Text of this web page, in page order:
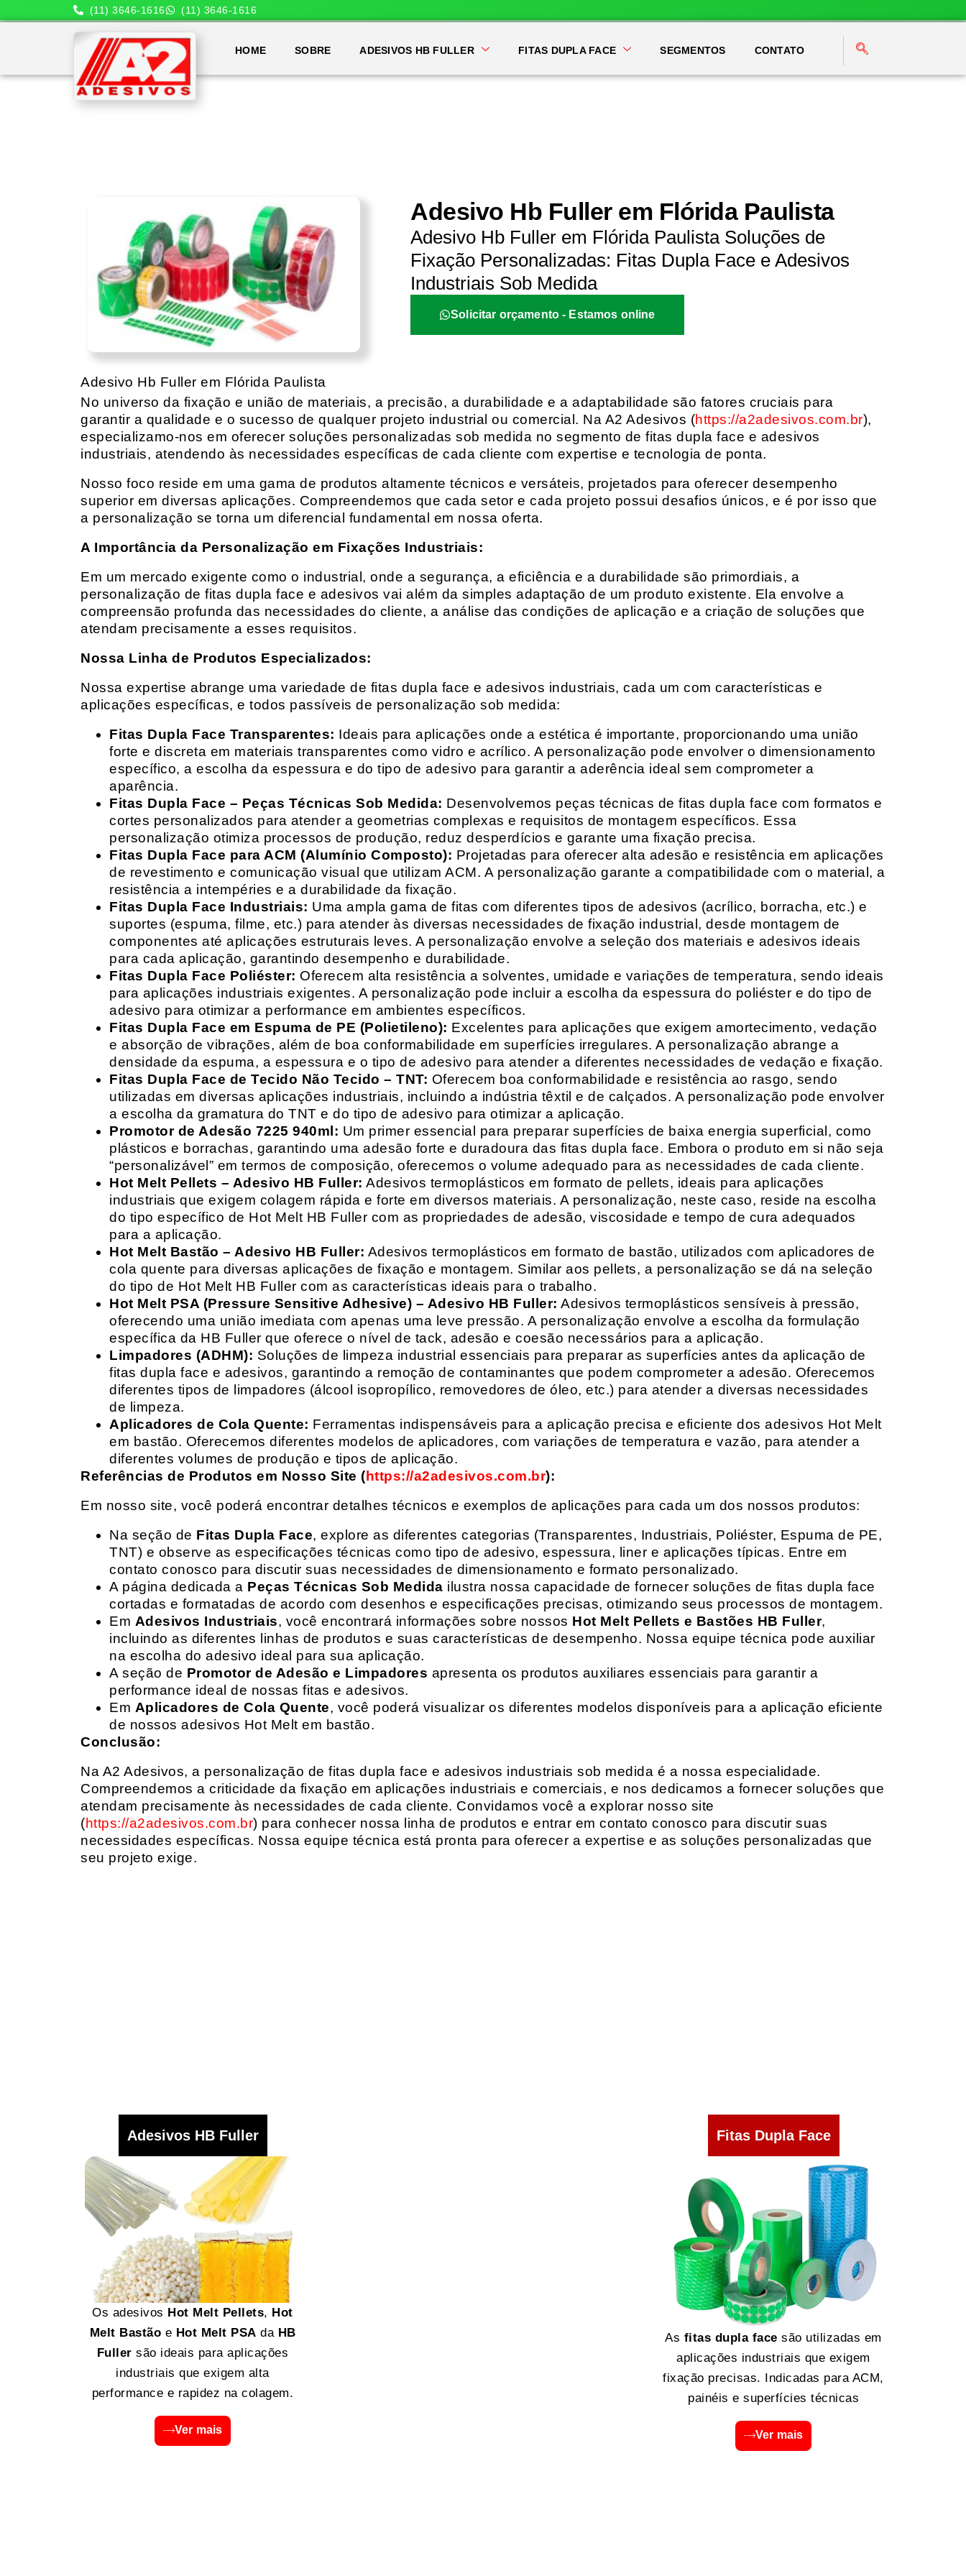
(11) 3646-1616 (11) 3646-1616
HOME SOBRE ADESIVOS HB FULLER FITAS DUPLA FACE SEGMENTOS CONTATO
Adesivo Hb Fuller em Flórida Paulista
Adesivo Hb Fuller em Flórida Paulista Soluções de
Fixação Personalizadas: Fitas Dupla Face e Adesivos
Industriais Sob Medida
Solicitar orçamento - Estamos online
Adesivo Hb Fuller em Flórida Paulista
No universo da fixação e união de materiais, a precisão, a durabilidade e a adaptabilidade são fatores cruciais para
garantir a qualidade e o sucesso de qualquer projeto industrial ou comercial. Na A2 Adesivos (https://a2adesivos.com.br),
especializamo-nos em oferecer soluções personalizadas sob medida no segmento de fitas dupla face e adesivos
industriais, atendendo às necessidades específicas de cada cliente com expertise e tecnologia de ponta.
Nosso foco reside em uma gama de produtos altamente técnicos e versáteis, projetados para oferecer desempenho
superior em diversas aplicações. Compreendemos que cada setor e cada projeto possui desafios únicos, e é por isso que
a personalização se torna um diferencial fundamental em nossa oferta.
A Importância da Personalização em Fixações Industriais:
Em um mercado exigente como o industrial, onde a segurança, a eficiência e a durabilidade são primordiais, a
personalização de fitas dupla face e adesivos vai além da simples adaptação de um produto existente. Ela envolve a
compreensão profunda das necessidades do cliente, a análise das condições de aplicação e a criação de soluções que
atendam precisamente a esses requisitos.
Nossa Linha de Produtos Especializados:
Nossa expertise abrange uma variedade de fitas dupla face e adesivos industriais, cada um com características e
aplicações específicas, e todos passíveis de personalização sob medida:
Fitas Dupla Face Transparentes: Ideais para aplicações onde a estética é importante, proporcionando uma união
forte e discreta em materiais transparentes como vidro e acrílico. A personalização pode envolver o dimensionamento
específico, a escolha da espessura e do tipo de adesivo para garantir a aderência ideal sem comprometer a
aparência.
Fitas Dupla Face – Peças Técnicas Sob Medida: Desenvolvemos peças técnicas de fitas dupla face com formatos e
cortes personalizados para atender a geometrias complexas e requisitos de montagem específicos. Essa
personalização otimiza processos de produção, reduz desperdícios e garante uma fixação precisa.
Fitas Dupla Face para ACM (Alumínio Composto): Projetadas para oferecer alta adesão e resistência em aplicações
de revestimento e comunicação visual que utilizam ACM. A personalização garante a compatibilidade com o material, a
resistência a intempéries e a durabilidade da fixação.
Fitas Dupla Face Industriais: Uma ampla gama de fitas com diferentes tipos de adesivos (acrílico, borracha, etc.) e
suportes (espuma, filme, etc.) para atender às diversas necessidades de fixação industrial, desde montagem de
componentes até aplicações estruturais leves. A personalização envolve a seleção dos materiais e adesivos ideais
para cada aplicação, garantindo desempenho e durabilidade.
Fitas Dupla Face Poliéster: Oferecem alta resistência a solventes, umidade e variações de temperatura, sendo ideais
para aplicações industriais exigentes. A personalização pode incluir a escolha da espessura do poliéster e do tipo de
adesivo para otimizar a performance em ambientes específicos.
Fitas Dupla Face em Espuma de PE (Polietileno): Excelentes para aplicações que exigem amortecimento, vedação
e absorção de vibrações, além de boa conformabilidade em superfícies irregulares. A personalização abrange a
densidade da espuma, a espessura e o tipo de adesivo para atender a diferentes necessidades de vedação e fixação.
Fitas Dupla Face de Tecido Não Tecido – TNT: Oferecem boa conformabilidade e resistência ao rasgo, sendo
utilizadas em diversas aplicações industriais, incluindo a indústria têxtil e de calçados. A personalização pode envolver
a escolha da gramatura do TNT e do tipo de adesivo para otimizar a aplicação.
Promotor de Adesão 7225 940ml: Um primer essencial para preparar superfícies de baixa energia superficial, como
plásticos e borrachas, garantindo uma adesão forte e duradoura das fitas dupla face. Embora o produto em si não seja
“personalizável” em termos de composição, oferecemos o volume adequado para as necessidades de cada cliente.
Hot Melt Pellets – Adesivo HB Fuller: Adesivos termoplásticos em formato de pellets, ideais para aplicações
industriais que exigem colagem rápida e forte em diversos materiais. A personalização, neste caso, reside na escolha
do tipo específico de Hot Melt HB Fuller com as propriedades de adesão, viscosidade e tempo de cura adequados
para a aplicação.
Hot Melt Bastão – Adesivo HB Fuller: Adesivos termoplásticos em formato de bastão, utilizados com aplicadores de
cola quente para diversas aplicações de fixação e montagem. Similar aos pellets, a personalização se dá na seleção
do tipo de Hot Melt HB Fuller com as características ideais para o trabalho.
Hot Melt PSA (Pressure Sensitive Adhesive) – Adesivo HB Fuller: Adesivos termoplásticos sensíveis à pressão,
oferecendo uma união imediata com apenas uma leve pressão. A personalização envolve a escolha da formulação
específica da HB Fuller que oferece o nível de tack, adesão e coesão necessários para a aplicação.
Limpadores (ADHM): Soluções de limpeza industrial essenciais para preparar as superfícies antes da aplicação de
fitas dupla face e adesivos, garantindo a remoção de contaminantes que podem comprometer a adesão. Oferecemos
diferentes tipos de limpadores (álcool isopropílico, removedores de óleo, etc.) para atender a diversas necessidades
de limpeza.
Aplicadores de Cola Quente: Ferramentas indispensáveis para a aplicação precisa e eficiente dos adesivos Hot Melt
em bastão. Oferecemos diferentes modelos de aplicadores, com variações de temperatura e vazão, para atender a
diferentes volumes de produção e tipos de aplicação.
Referências de Produtos em Nosso Site (https://a2adesivos.com.br):
Em nosso site, você poderá encontrar detalhes técnicos e exemplos de aplicações para cada um dos nossos produtos:
Na seção de Fitas Dupla Face, explore as diferentes categorias (Transparentes, Industriais, Poliéster, Espuma de PE,
TNT) e observe as especificações técnicas como tipo de adesivo, espessura, liner e aplicações típicas. Entre em
contato conosco para discutir suas necessidades de dimensionamento e formato personalizado.
A página dedicada a Peças Técnicas Sob Medida ilustra nossa capacidade de fornecer soluções de fitas dupla face
cortadas e formatadas de acordo com desenhos e especificações precisas, otimizando seus processos de montagem.
Em Adesivos Industriais, você encontrará informações sobre nossos Hot Melt Pellets e Bastões HB Fuller,
incluindo as diferentes linhas de produtos e suas características de desempenho. Nossa equipe técnica pode auxiliar
na escolha do adesivo ideal para sua aplicação.
A seção de Promotor de Adesão e Limpadores apresenta os produtos auxiliares essenciais para garantir a
performance ideal de nossas fitas e adesivos.
Em Aplicadores de Cola Quente, você poderá visualizar os diferentes modelos disponíveis para a aplicação eficiente
de nossos adesivos Hot Melt em bastão.
Conclusão:
Na A2 Adesivos, a personalização de fitas dupla face e adesivos industriais sob medida é a nossa especialidade.
Compreendemos a criticidade da fixação em aplicações industriais e comerciais, e nos dedicamos a fornecer soluções que
atendam precisamente às necessidades de cada cliente. Convidamos você a explorar nosso site
(https://a2adesivos.com.br) para conhecer nossa linha de produtos e entrar em contato conosco para discutir suas
necessidades específicas. Nossa equipe técnica está pronta para oferecer a expertise e as soluções personalizadas que
seu projeto exige.
Adesivos HB Fuller
Os adesivos Hot Melt Pellets, Hot
Melt Bastão e Hot Melt PSA da HB
Fuller são ideais para aplicações
industriais que exigem alta
performance e rapidez na colagem.
Ver mais
Fitas Dupla Face
As fitas dupla face são utilizadas em
aplicações industriais que exigem
fixação precisas. Indicadas para ACM,
painéis e superfícies técnicas
Ver mais